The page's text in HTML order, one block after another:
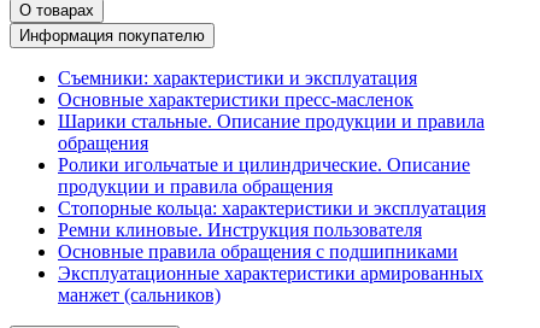
О товарах
Информация покупателю
Съемники: характеристики и эксплуатация
Основные характеристики пресс‑масленок
Шарики стальные. Описание продукции и правила
обращения
Ролики игольчатые и цилиндрические. Описание
продукции и правила обращения
Стопорные кольца: характеристики и эксплуатация
Ремни клиновые. Инструкция пользователя
Основные правила обращения с подшипниками
Эксплуатационные характеристики армированных
манжет (сальников)